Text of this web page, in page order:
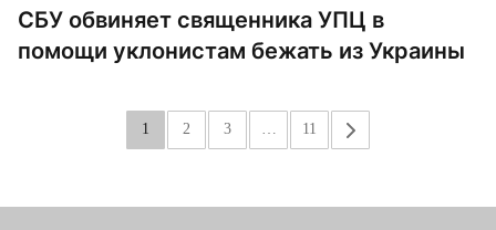
СБУ обвиняет священника УПЦ в
помощи уклонистам бежать из Украины
1 2 3 11 »